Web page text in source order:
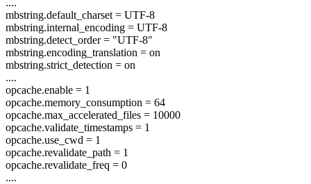
mbstring.default_charset = UTF-8
mbstring.internal_encoding = UTF-8
mbstring.detect_order = "UTF-8"
mbstring.encoding_translation = on
mbstring.strict_detection = on
....
opcache.enable = 1
opcache.memory_consumption = 64
opcache.max_accelerated_files = 10000
opcache.validate_timestamps = 1
opcache.use_cwd = 1
opcache.revalidate_path = 1
opcache.revalidate_freq = 0
....